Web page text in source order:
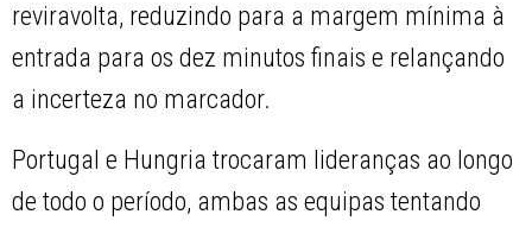
reviravolta, reduzindo para a margem mínima à
entrada para os dez minutos finais e relançando
a incerteza no marcador.
Portugal e Hungria trocaram lideranças ao longo
de todo o período, ambas as equipas tentando